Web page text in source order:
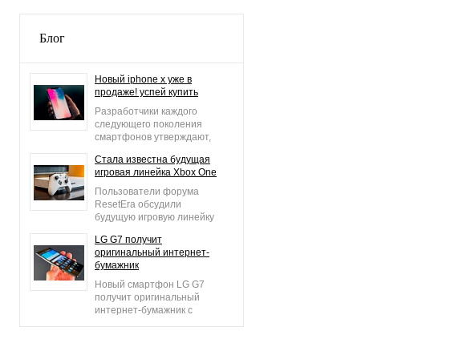
Блог
Новый iphone x уже в
продаже! успей купить
Разработчики каждого
следующего поколения
смартфонов утверждают,
из всех когда-либо
выпущенных. То же самое
говорят создатели iPhone
X.
Стала известна будущая
игровая линейка Xbox One
Пользователи форума
ResetEra обсудили
будущую игровую линейку
выступил Klobrille. Стало
известно, какие новые
игровые проекты
появятся для консоли
Xbox One.
LG G7 получит
оригинальный интернет-
бумажник
Новый смартфон LG G7
получит оригинальный
интернет-бумажник с